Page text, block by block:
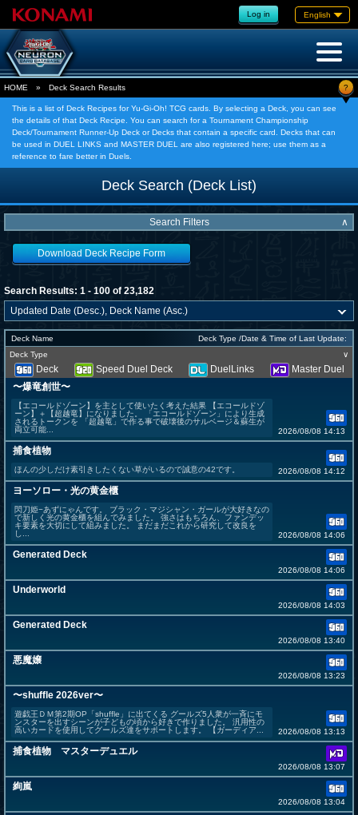
Log in English
HOME » Deck Search Results ?
This is a list of Deck Recipes for Yu-Gi-Oh! TCG cards. By selecting a Deck, you can see
the details of that Deck Recipe. You can search for a Tournament Championship
Deck/Tournament Runner-Up Deck or Decks that contain a specific card. Decks that can
be used in DUEL LINKS and MASTER DUEL are also registered here; use them as a
reference to fare better in Duels.
Deck Search (Deck List)
Search Filters ∧
Download Deck Recipe Form
Search Results: 1 - 100 of 23,182
Deck Name
Deck Type /Date & Time of Last Update:
Deck Type
∨
Deck Speed Duel Deck DuelLinks
Master Duel
〜爆竜創世〜
【エコールドゾーン】を主として使いたく考えた結果 【エコールドゾ
ーン】＋【超越竜】になりました。 「エコールドゾーン」により生成
されるトークンを 「超越竜」で作る事で破壊後のサルベージ＆蘇生が
両立可能...
2026/08/08 14:13
捕食植物
ほんの少しだけ素引きしたくない草がいるので誠意の42です。 2026/08/08 14:12
ヨーソロー・光の黄金櫃
閃刀姫−あずにゃんです。 ブラック・マジシャン・ガールが大好きなの
で新しく光の黄金櫃を組んでみました。 強さはもちろん、ファンデッ
キ要素を大切にして組みました。 まだまだこれから研究して改良を
し...
2026/08/08 14:06
Generated Deck
2026/08/08 14:06
Underworld
2026/08/08 14:03
Generated Deck
2026/08/08 13:40
悪魔嬢
2026/08/08 13:23
〜shuffle 2026ver〜
遊戯王ＤＭ第2期OP「shuffle」に出てくる グールズ5人衆が一斉にモ
ンスターを出すシーンが子どもの頃から好きで作りました。 汎用性の
高いカードを使用してグールズ達をサポートします。 【ガーディア...
2026/08/08 13:13
捕食植物 マスターデュエル
2026/08/08 13:07
絢嵐
2026/08/08 13:04